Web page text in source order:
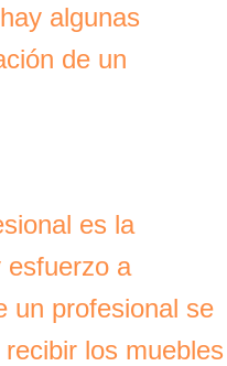
algunas
de un
es la
esfuerzo a
un profesional se
los muebles